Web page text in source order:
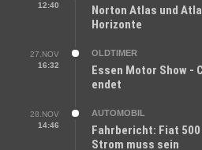
12:40
Norton Atlas und
Horizonte
27.NOV
16:32
OLDTIMER
Essen Motor Show -
endet
28.NOV
14:46
AUTOMOBIL
Fahrbericht: Fiat
Strom muss sein